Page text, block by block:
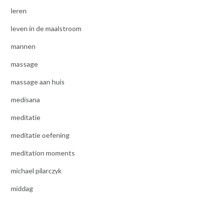
leren
leven in de maalstroom
mannen
massage
massage aan huis
medisana
meditatie
meditatie oefening
meditation moments
michael pilarczyk
middag